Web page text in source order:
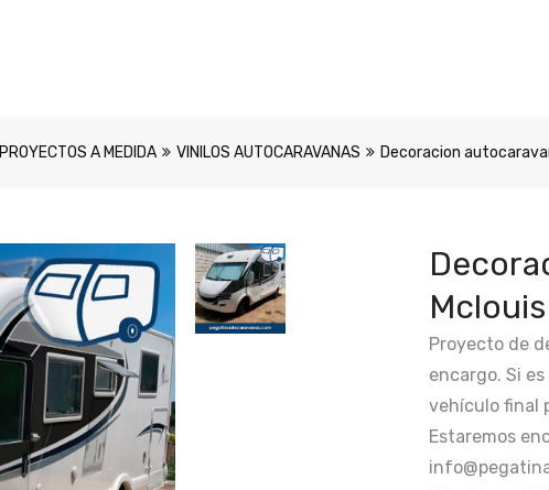
PROYECTOS A MEDIDA VINILOS AUTOCARAVANAS Decoracion
Proyecto de
encargo. Si
vehículo final
Estaremos